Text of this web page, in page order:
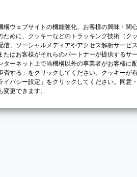
構ウェブサイトの機能強化、お客様の興味・
ために、クッキーなどのトラッキング技術（
信、ソーシャルメディアやアクセス解析サービ
たはお客様がそれらのパートナーが提供する
ターネット上で当機構以外の事業者がお客様
否する」をクリックしてください。クッキー
イバシー設定」をクリックしてください。同意
更できます。